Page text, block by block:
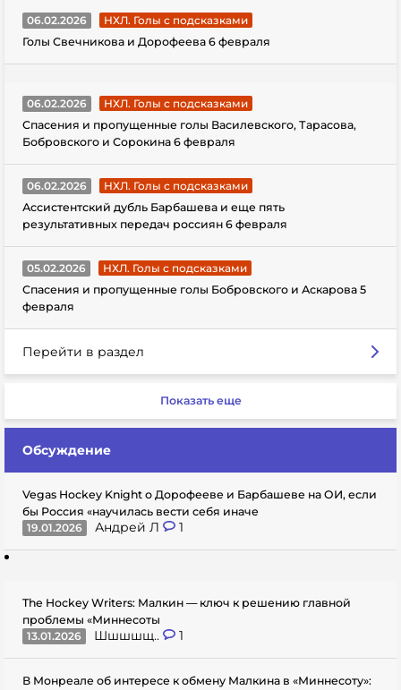
06.02.2026
НХЛ. Голы с подсказками
Голы Свечникова и Дорофеева 6 февраля
06.02.2026
НХЛ. Голы с подсказками
Спасения и пропущенные голы Василевского, Тарасова,
Бобровского и Сорокина 6 февраля
06.02.2026
НХЛ. Голы с подсказками
Ассистентский дубль Барбашева и еще пять
результативных передач россиян 6 февраля
05.02.2026
НХЛ. Голы с подсказками
Спасения и пропущенные голы Бобровского и Аскарова 5
февраля
Перейти в раздел
Показать еще
Обсуждение
Vegas Hockey Knight о Дорофееве и Барбашеве на ОИ, если
бы Россия «научилась вести себя иначе
19.01.2026
Андрей Л 1
The Hockey Writers: Малкин — ключ к решению главной
проблемы «Миннесоты
13.01.2026
Шшшшщ.. 1
В Монреале об интересе к обмену Малкина в «Миннесоту»: